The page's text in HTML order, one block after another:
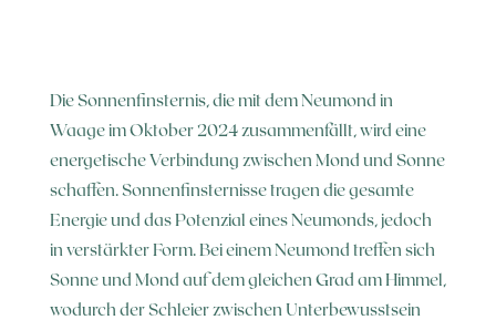
Die Sonnenfinsternis, die mit dem Neumond in
Waage im Oktober 2024 zusammenfällt, wird eine
energetische Verbindung zwischen Mond und Sonne
schaffen. Sonnenfinsternisse tragen die gesamte
Energie und das Potenzial eines Neumonds, jedoch
in verstärkter Form. Bei einem Neumond treffen sich
Sonne und Mond auf dem gleichen Grad am Himmel,
wodurch der Schleier zwischen Unterbewusstsein